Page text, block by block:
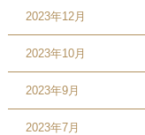
2023年12月
2023年10月
2023年9月
2023年7月